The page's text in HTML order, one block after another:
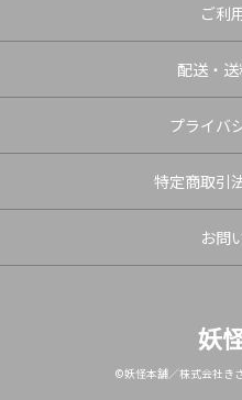
ご利
配送・
プライバ
特定商取引
お問
妖
©妖怪本舗／株式会社